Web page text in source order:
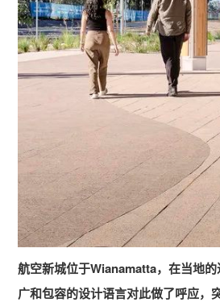
航空新城位于Wianamatta，在当地
广和包容的设计语言对此做了呼应，